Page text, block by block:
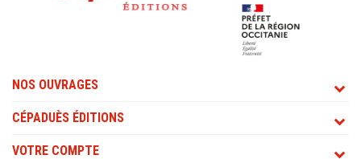
NOS OUVRAGES
CÉPADUÈS ÉDITIONS
VOTRE COMPTE